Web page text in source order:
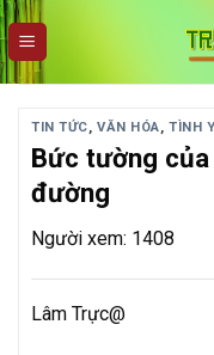
Skip
to
content
TIN TỨC,VĂN HÓA,TÌNH
Bức tường
đường
Người xem: 1408
Lâm Trực@